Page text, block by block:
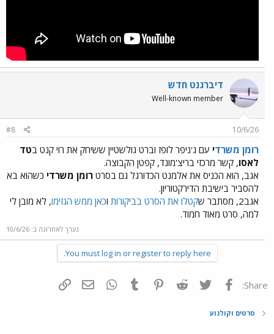
דיברגנט חדש
Well-known member
10/6/26
#8
רומן משרדי עם ג'ניפר לופז וברט גולשטיין ששיחק את רוי קנט בטד
לאסו, קשר מרכזי בריצ'מונד, קפטן הקבוצה.
אגב, הוא הכניס את אלמנט הכדורגל גם בסרט רומן משרדי כשהוא בא
להסביר בישיבת הדירקטוריון.
אגב2, מסתבר ש
קטלו את הסרט בביקורות וכאן ממש הגזימו, לא מובן לי
למה, סרט מאוד חמוד.
נערך לאחרונה ב: 10/6/26
You must log in or register to reply here.
Share: פייסבוק Twitter
Reddit
Pinterest
Tumblr
WhatsAppדואר אלקטרוני
סרטים וקולנוע